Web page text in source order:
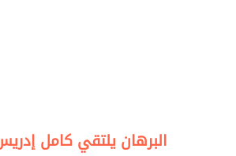
البرهان يلتقي كامل